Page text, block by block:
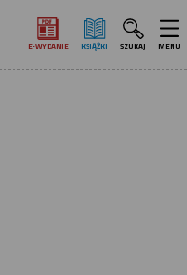
E‑WYDANIE KSIĄŻKI SZUKAJ MENU